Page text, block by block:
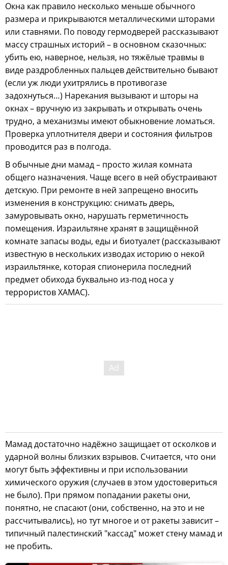
Окна как правило несколько меньше обычного
размера и прикрываются металлическими шторами
или ставнями. По поводу гермодверей рассказывают
массу страшных историй – в основном сказочных:
убить ею, наверное, нельзя, но тяжёлые травмы в
виде раздробленных пальцев действительно бывают
(если уж люди ухитрялись в противогазе
задохнуться…) Нарекания вызывают и шторы на
окнах – вручную из закрывать и открывать очень
трудно, а механизмы имеют обыкновение ломаться.
Проверка уплотнителя двери и состояния фильтров
проводится раз в полгода.
В обычные дни мамад – просто жилая комната
общего назначения. Чаще всего в ней обустраивают
детскую. При ремонте в ней запрещено вносить
изменения в конструкцию: снимать дверь,
замуровывать окно, нарушать герметичность
помещения. Израильтяне хранят в защищённой
комнате запасы воды, еды и биотуалет (рассказывают
известную в нескольких изводах историю о некой
израильтянке, которая спионерила последний
предмет обихода буквально из-под носа у
террористов ХАМАС).
Мамад достаточно надёжно защищает от осколков и
ударной волны близких взрывов. Считается, что они
могут быть эффективны и при использовании
химического оружия (случаев в этом удостовериться
не было). При прямом попадании ракеты они,
понятно, не спасают (они, собственно, на это и не
рассчитывались), но тут многое и от ракеты зависит –
типичный палестинский "кассад" может стену мамад и
не пробить.